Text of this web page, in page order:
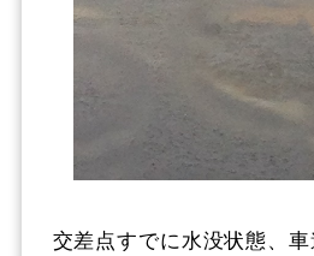
交差点すでに水没状態、